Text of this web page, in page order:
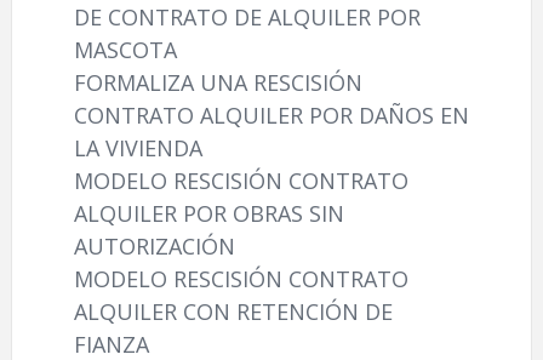
DE CONTRATO DE ALQUILER POR
MASCOTA
FORMALIZA UNA RESCISIÓN
CONTRATO ALQUILER POR DAÑOS EN
LA VIVIENDA
MODELO RESCISIÓN CONTRATO
ALQUILER POR OBRAS SIN
AUTORIZACIÓN
MODELO RESCISIÓN CONTRATO
ALQUILER CON RETENCIÓN DE
FIANZA